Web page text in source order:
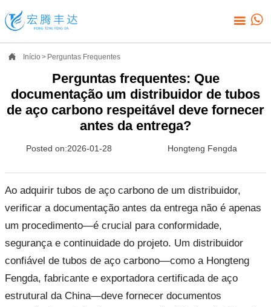
 
 Início > Perguntas Frequentes
Perguntas frequentes: Que
documentação um distribuidor de tubos
de aço carbono respeitável deve fornecer
antes da entrega?
Posted on:2026-01-28 Hongteng Fengda
Ao adquirir tubos de aço carbono de um distribuidor,
verificar a documentação antes da entrega não é apenas
um procedimento—é crucial para conformidade,
segurança e continuidade do projeto. Um distribuidor
confiável de tubos de aço carbono—como a Hongteng
Fengda, fabricante e exportadora certificada de aço
estrutural da China—deve fornecer documentos